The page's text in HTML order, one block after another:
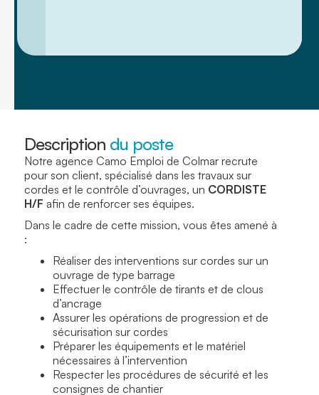
Description du poste
Notre agence Camo Emploi de Colmar recrute
pour son client, spécialisé dans les travaux sur
cordes et le contrôle d’ouvrages, un CORDISTE
H/F afin de renforcer ses équipes.
Dans le cadre de cette mission, vous êtes amené à
:
Réaliser des interventions sur cordes sur un
ouvrage de type barrage
Effectuer le contrôle de tirants et de clous
d’ancrage
Assurer les opérations de progression et de
sécurisation sur cordes
Préparer les équipements et le matériel
nécessaires à l’intervention
Respecter les procédures de sécurité et les
consignes de chantier